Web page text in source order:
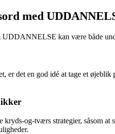
med
UDDANNELSE kan være både
er det en god idé at tage et
kryds-og-tværs strategier, såsom